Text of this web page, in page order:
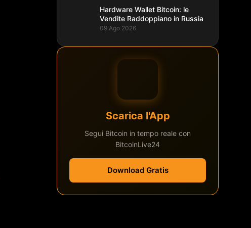
Hardware Wallet Bitcoin: le
Vendite Raddoppiano in Russia
09 Ago 2026
Scarica l'App
Segui Bitcoin in tempo reale con
BitcoinLive24
Download Gratis